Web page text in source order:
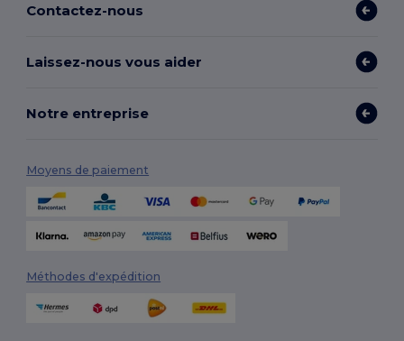
Contactez-nous
Laissez-nous vous aider
Notre entreprise
Moyens de paiement
Méthodes d'expédition